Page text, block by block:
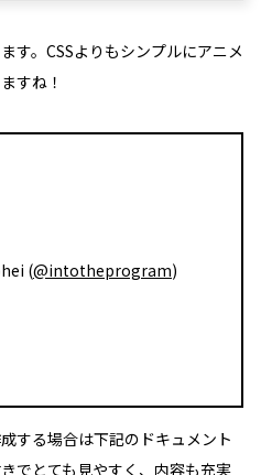
す。CSSよりもシンプルにアニメ
すね！
(@intotheprogram)
する場合は下記のドキュメント
でとても見やすく、内容も充実